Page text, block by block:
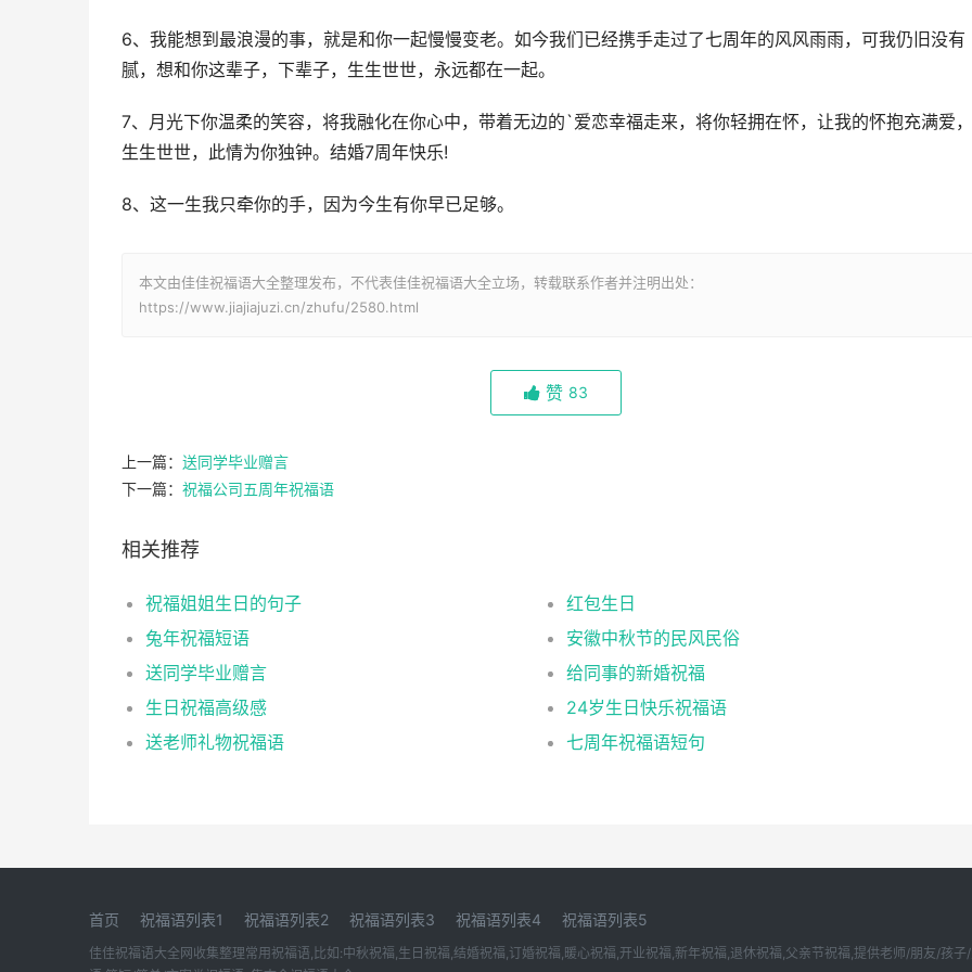
6、我能想到最浪漫的事，就是和你一起慢慢变老。如今我们已经携手走过了七周年的风风雨雨，可我仍旧没有
腻，想和你这辈子，下辈子，生生世世，永远都在一起。
7、月光下你温柔的笑容，将我融化在你心中，带着无边的`爱恋幸福走来，将你轻拥在怀，让我的怀抱充满爱，
生生世世，此情为你独钟。结婚7周年快乐!
8、这一生我只牵你的手，因为今生有你早已足够。
本文由佳佳祝福语大全整理发布，不代表佳佳祝福语大全立场，转载联系作者并注明出处：
https://www.jiajiajuzi.cn/zhufu/2580.html
赞 83
上一篇： 送同学毕业赠言
下一篇： 祝福公司五周年祝福语
相关推荐
祝福姐姐生日的句子
红包生日
兔年祝福短语
安徽中秋节的民风民俗
送同学毕业赠言
给同事的新婚祝福
生日祝福高级感
24岁生日快乐祝福语
送老师礼物祝福语
七周年祝福语短句
首页 祝福语列表1 祝福语列表2 祝福语列表3 祝福语列表4 祝福语列表5
佳佳祝福语大全网收集整理常用祝福语,比如:中秋祝福,生日祝福,结婚祝福,订婚祝福,暖心祝福,开业祝福,新年祝福,退休祝福,父亲节祝福,提供老师/朋友/孩